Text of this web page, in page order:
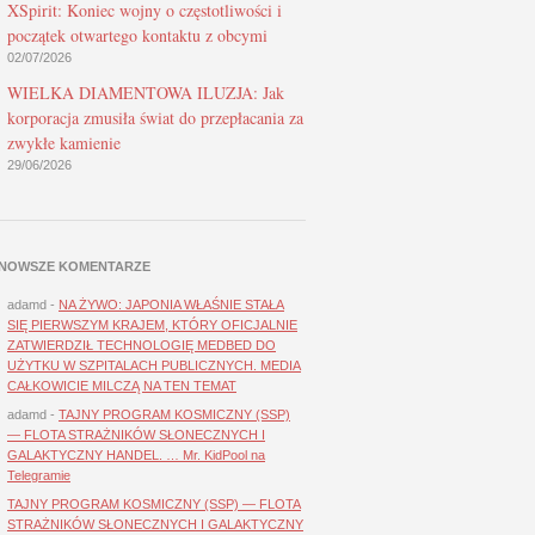
XSpirit: Koniec wojny o częstotliwości i
początek otwartego kontaktu z obcymi
02/07/2026
WIELKA DIAMENTOWA ILUZJA: Jak
korporacja zmusiła świat do przepłacania za
zwykłe kamienie
29/06/2026
KOMENTARZE
adamd - NA ŻYWO: JAPONIA WŁAŚNIE STAŁA
SIĘ PIERWSZYM KRAJEM, KTÓRY OFICJALNIE
ZATWIERDZIŁ TECHNOLOGIĘ MEDBED DO
UŻYTKU W SZPITALACH PUBLICZNYCH. MEDIA
CAŁKOWICIE MILCZĄ NA TEN TEMAT
adamd - TAJNY PROGRAM KOSMICZNY (SSP)
— FLOTA STRAŻNIKÓW SŁONECZNYCH I
GALAKTYCZNY HANDEL. … Mr. KidPool na
Telegramie
TAJNY PROGRAM KOSMICZNY (SSP) — FLOTA
STRAŻNIKÓW SŁONECZNYCH I GALAKTYCZNY